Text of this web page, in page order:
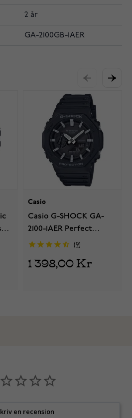
2 år
GA-2100GB-1AER
Casio
Casio G-SHOCK GA-
2100-1AER Perfect
Balance Combi with
9
1 398,00 Kr
en recension